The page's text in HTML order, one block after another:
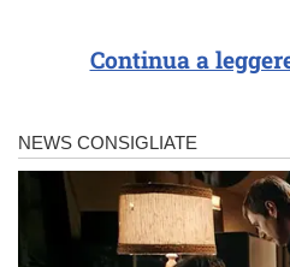
Continua a